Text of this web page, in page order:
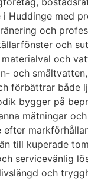
Huddinge med
och
och
och
och
förbättrar både
bygger på
mätningar
efter
till kuperade
servicevänlig
och